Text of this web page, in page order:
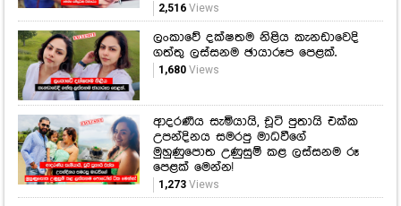
2,516Views
ලංකාවේ දක්ෂතම නිළිය කැනඩාවෙදි
ගත්තු ලස්සනම ඡායාරූප පෙළක්.
1,680Views
ආදරණීය සැමියායි, චූටි පුතායි එක්ක
උපන්දිනය සමරපු මාධවීගේ
මුහුණුපොත උණුසුම් කළ ලස්සනම රූ
පෙළක් මෙන්න!
1,273Views